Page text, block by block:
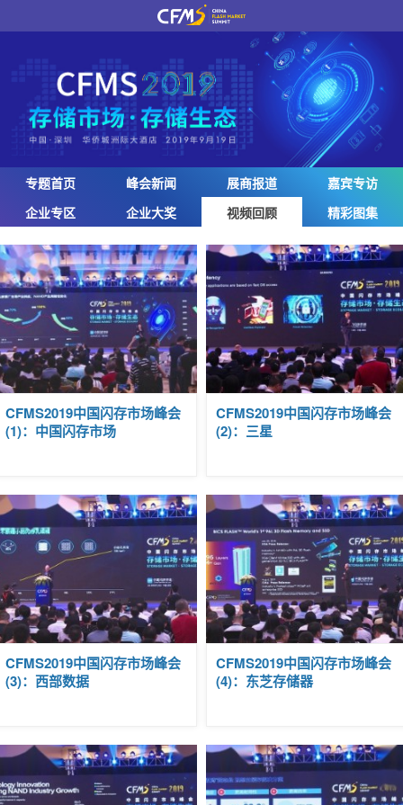
专题首页 峰会新闻 展商报道
嘉宾专访
企业专区
企业大奖 视频回顾 精彩图集
CFMS2019中国闪存市场峰会
(1)：中国闪存市场
视频
回顾
|
2019-
09-25
CFMS2019中国闪存市场峰会
(2)：三星
CFMS2019中国闪存市场峰会
(3)：西部数据
视频
回顾
2019-
09-25
CFMS2019中国闪存市场峰会
(4)：东芝存储器